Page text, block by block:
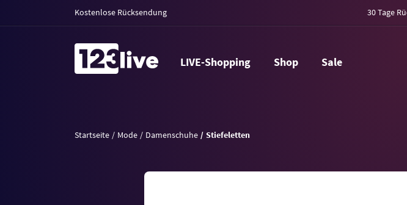
Kostenlose Rücksendung 30 Tage
LIVE-Shopping Shop Sale
Startseite Mode Damenschuhe Stiefeletten